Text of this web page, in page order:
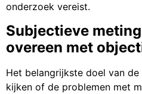
onderzoek vereist.
Subjectieve
overeen met
Het belangrijkste doel van
kijken of de problemen met